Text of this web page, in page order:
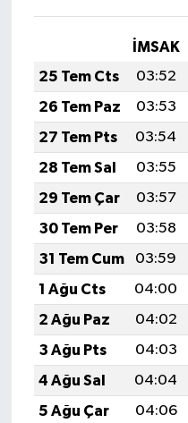
İMSAK
25 Tem Cts
03:52
26 Tem Paz
03:53
27 Tem Pts
03:54
28 Tem Sal
03:55
29 Tem Çar
03:57
30 Tem Per
03:58
31 Tem Cum
03:59
1 Ağu Cts
04:00
2 Ağu Paz
04:02
3 Ağu Pts
04:03
4 Ağu Sal
04:04
5 Ağu Çar
04:06